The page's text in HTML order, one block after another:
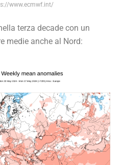
www.ecmwf.int/
terza decade con un
medie anche al Nord: